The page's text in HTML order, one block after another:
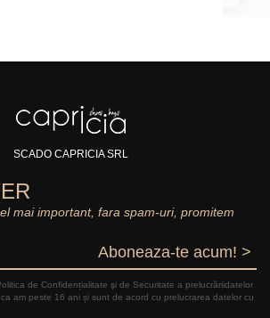
SCADO CAPRICIA SRL
mai important, fara spam-uri, promitem
Aboneaza-te acum! >
de Confidențialitate şi de Securitate a prelucrăriidatelor
am peste 16 ani și sunt de acord cu prelucrarea datelor cu